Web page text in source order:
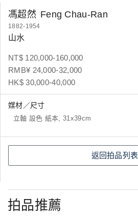
馮超然 Feng Chau-Ran
1882-1954
山水
NT$ 120,000-160,000
RMB¥ 24,000-32,000
HK$ 30,000-40,000
媒材／尺寸
立軸 設色 紙本, 31x39cm
返回拍品列表
拍品推薦